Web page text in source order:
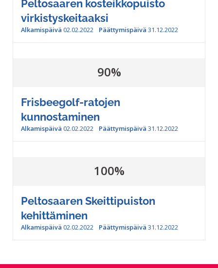
Peltosaaren kosteikkopuisto
virkistyskeitaaksi
Alkamispäivä 02.02.2022 Päättymispäivä 31.12.2022
Frisbeegolf-ratojen
kunnostaminen
Alkamispäivä 02.02.2022 Päättymispäivä 31.12.2022
90%
Peltosaaren Skeittipuiston
kehittäminen
Alkamispäivä 02.02.2022 Päättymispäivä 31.12.2022
100%